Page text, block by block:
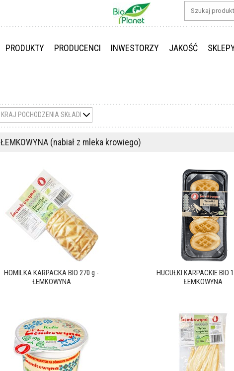
PRODUKTY PRODUCENCI INWESTORZY JAKOŚĆ
KRAJ POCHODZENIA SKŁADNIKÓW
ŁEMKOWYNA (nabiał z mleka krowiego)
HOMILKA KARPACKA BIO 270 g -
ŁEMKOWYNA
HUCUŁKI KARPACKIE BIO
ŁEMKOWYNA